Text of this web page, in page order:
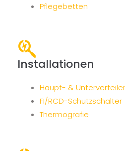
Pflegebetten
Installationen
Haupt- & Unterverteiler
FI/RCD-Schutzschalter
Thermografie